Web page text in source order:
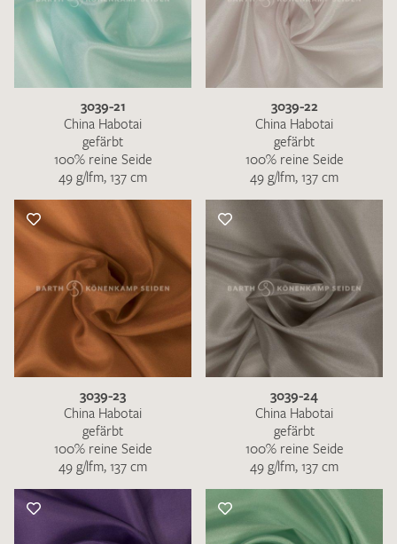
3039-21
China Habotai
gefärbt
100% reine Seide
49 g/lfm, 137 cm
3039-22
China Habotai
gefärbt
100% reine Seide
49 g/lfm, 137 cm
3039-23
China Habotai
gefärbt
100% reine Seide
49 g/lfm, 137 cm
3039-24
China Habotai
gefärbt
100% reine Seide
49 g/lfm, 137 cm